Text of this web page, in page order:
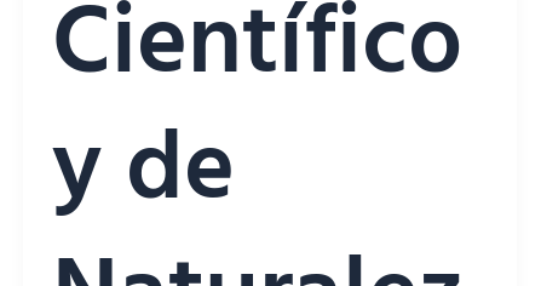
Científico
y de